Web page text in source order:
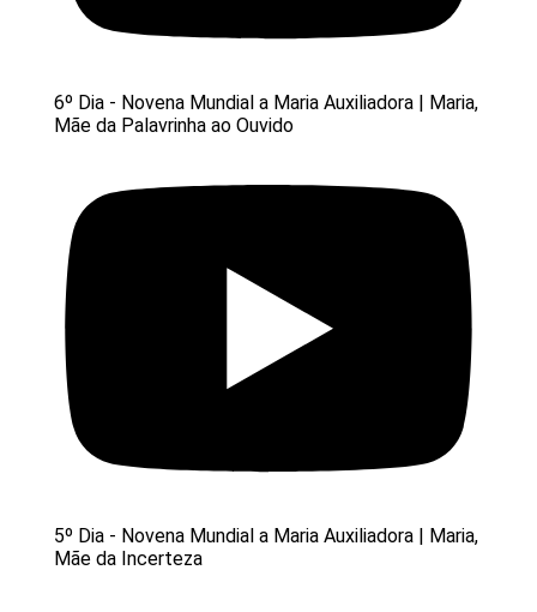
6º Dia - Novena Mundial a Maria Auxiliadora | Maria,
Mãe da Palavrinha ao Ouvido
5º Dia - Novena Mundial a Maria Auxiliadora | Maria,
Mãe da Incerteza